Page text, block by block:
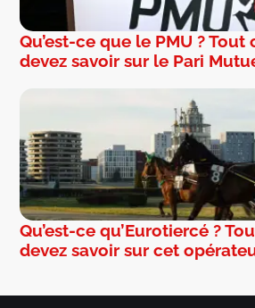
Qu’est-ce que le PMU ? Tout
devez savoir sur le Pari
Qu’est-ce qu’Eurotiercé ?
devez savoir sur cet